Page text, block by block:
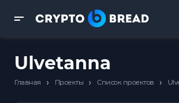
Ulvetanna
Главная › Проекты › Список проектов ›